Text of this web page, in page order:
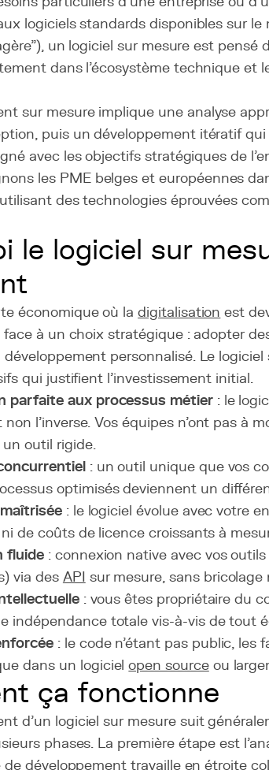
logiciels standards disponibles sur le
un logiciel sur mesure est pensé
dans l'écosystème technique et
sur mesure implique une analyse
puis un développement itératif
avec les objectifs stratégiques de
les PME belges et européennes
des technologies éprouvées
le logiciel sur
économique où ladigitalisation est
à un choix stratégique : adopter
personnalisé. Le
qui justifient l'investissement initial.
parfaite aux processus métier: le
non l'inverse. Vos équipes n'ont pas à
outil rigide.
: un outil unique que vos
optimisés deviennent un
: le logiciel évolue avec votre
de coûts de licence croissants à
fluide : connexion native avec vos
via des API sur mesure, sans
: vous êtes propriétaire du
indépendance totale vis-à-vis de tout
: le code n'étant pas public, les
dans un logicielopen sourceou
ça fonctionne
d'un logiciel sur mesure suit
phases. La première étape est
de développement travaille en étroite